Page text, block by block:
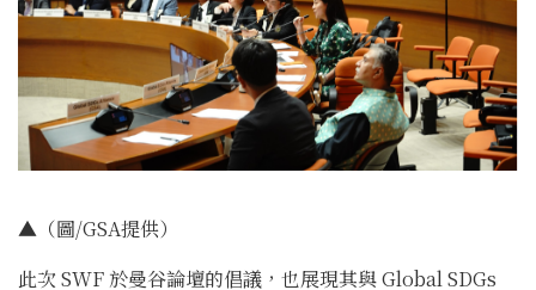
▲（圖/GSA提供）
此次 SWF 於曼谷論壇的倡議，也展現其與 Global SDGs